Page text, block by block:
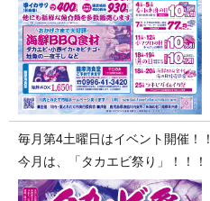
毎月第4土曜日はイベント開催！！
今月は、「タカエビ祭り」！！！